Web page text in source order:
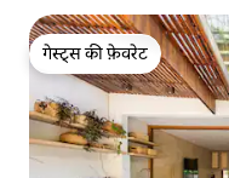
गेस्ट्स की फ़ेवरेट
गेस्ट्स की फ़ेवरेट